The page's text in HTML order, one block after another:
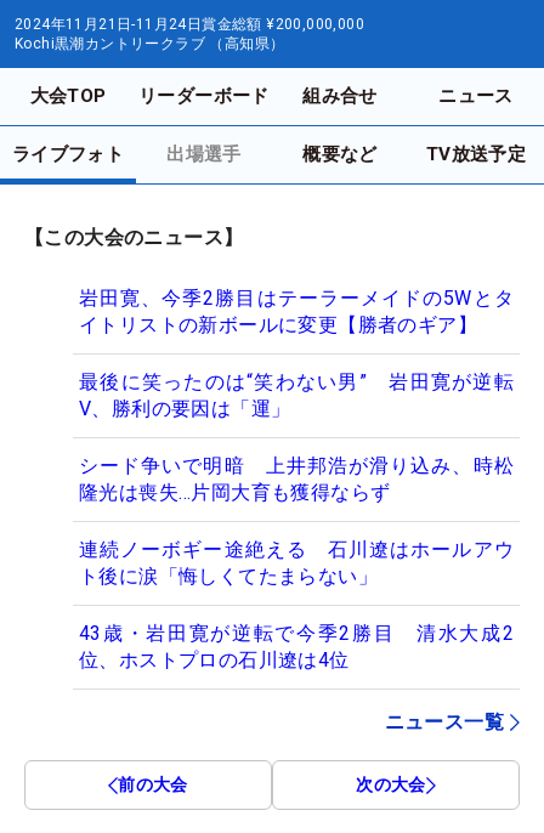
2024年11月21日-11月24日賞金総額 ¥200,000,000
Kochi黒潮カントリークラブ （高知県）
大会TOP リーダーボード 組み合せ ニュース
ライブフォト 出場選手 概要など TV放送予定
【この大会のニュース】
岩田寛、今季2勝目はテーラーメイドの5Wとタ
イトリストの新ボールに変更【勝者のギア】
最後に笑ったのは“笑わない男” 岩田寛が逆転
V、勝利の要因は「運」
シード争いで明暗 上井邦浩が滑り込み、時松
隆光は喪失…片岡大育も獲得ならず
連続ノーボギー途絶える 石川遼はホールアウ
ト後に涙「悔しくてたまらない」
43歳・岩田寛が逆転で今季2勝目 清水大成2
位、ホストプロの石川遼は4位
ニュース一覧
前の大会 次の大会